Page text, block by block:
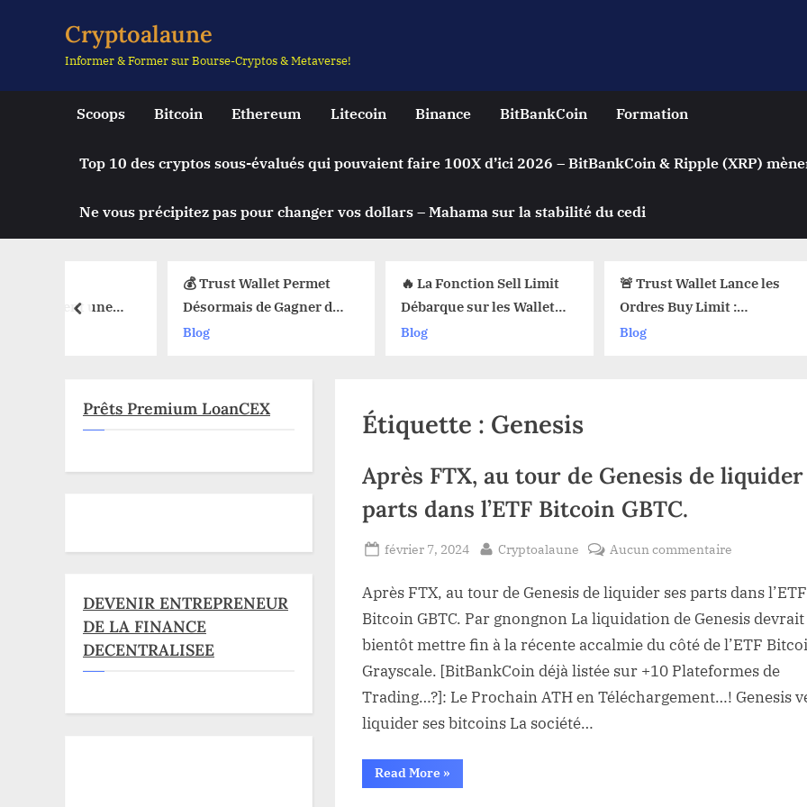
Cryptoalaune
Informer & Former sur Bourse-Cryptos & Metaverse!
Scoops Bitcoin Ethereum Litecoin Binance BitBankCoin Formation
Top 10 des cryptos sous-évalués qui pouvaient faire 100X d’ici 2026 – BitBankCoin & Ripple (XRP)
Ne vous précipitez pas pour changer vos dollars – Mahama sur la stabilité du cedi
💰 Trust Wallet Permet
Désormais de Gagner de
l’Argent Sans Trader ?
🔥 La Fonction Sell Limit
Débarque sur les Wallets
Web3 : Voici Pourquoi Ça
🚨 Trust Wallet Lance les
Ordres Buy Limit :
Comment Acheter vos
Acheter
prev
Étiquette : Genesis
Après FTX, au tour de Genesis de liquider
parts dans l’ETF Bitcoin GBTC.
Posted
février 7, 2024 By
Cryptoalaune Aucun commentaire
FTX,
au
tour
de
Après FTX, au tour de Genesis de liquider ses parts dans l’ETF
Bitcoin GBTC. Par gnongnon La liquidation de Genesis devrait
bientôt mettre fin à la récente accalmie du côté de l’ETF
Grayscale. [BitBankCoin déjà listée sur +10 Plateformes de
Trading…?]: Le Prochain ATH en Téléchargement…! Genesis
liquider ses bitcoins La société…
Read More“Après
FTX,
»
Prêts Premium LoanCEX
DEVENIR ENTREPRENEUR
DE LA FINANCE
DECENTRALISEE